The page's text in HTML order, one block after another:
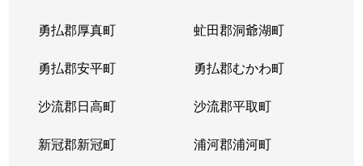
勇払郡厚真町 虻田郡洞爺湖町
勇払郡安平町 勇払郡むかわ町
沙流郡日高町 沙流郡平取町
新冠郡新冠町 浦河郡浦河町